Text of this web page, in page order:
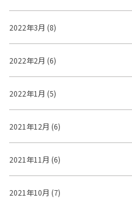
2022年3月 (8)
2022年2月 (6)
2022年1月 (5)
2021年12月 (6)
2021年11月 (6)
2021年10月 (7)